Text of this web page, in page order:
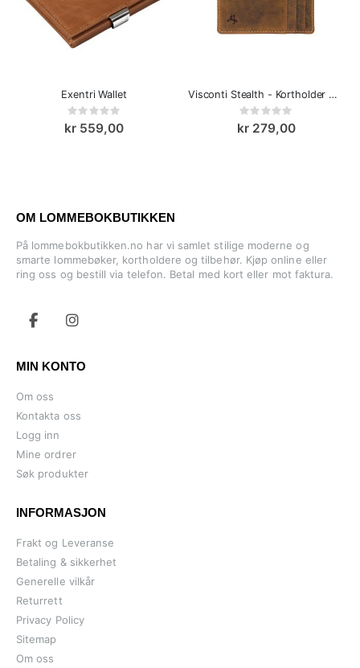
Exentri Wallet
Rating:
kr 559,00
Visconti Stealth - Kortholder Slim
Rating:
kr 279,00
OM LOMMEBOKBUTIKKEN
På lommebokbutikken.no har vi samlet stilige moderne og
smarte lommebøker, kortholdere og tilbehør. Kjøp online eller
ring oss og bestill via telefon. Betal med kort eller mot faktura.
MIN KONTO
Om oss
Kontakta oss
Logg inn
Mine ordrer
Søk produkter
INFORMASJON
Frakt og Leveranse
Betaling & sikkerhet
Generelle vilkår
Returrett
Privacy Policy
Sitemap
Om oss